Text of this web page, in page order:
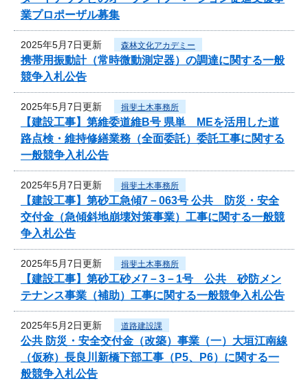
業プロポーザル募集
2025年5月7日更新 森林文化アカデミー
携帯用振動計（常時微動測定器）の調達に関する一般
競争入札公告
2025年5月7日更新 揖斐土木事務所
【建設工事】第維委道維B号 県単 MEを活用した道
路点検・維持修繕業務（全面委託）委託工事に関する
一般競争入札公告
2025年5月7日更新 揖斐土木事務所
【建設工事】第砂工急傾7－063号 公共 防災・安全
交付金（急傾斜地崩壊対策事業）工事に関する一般競
争入札公告
2025年5月7日更新 揖斐土木事務所
【建設工事】第砂工砂メ7－3－1号 公共 砂防メン
テナンス事業（補助）工事に関する一般競争入札公告
2025年5月2日更新 道路建設課
公共 防災・安全交付金（改築）事業（一）大垣江南線
（仮称）長良川新橋下部工事（P5、P6）に関する一
般競争入札公告